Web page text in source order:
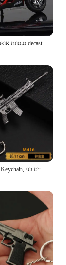
1:18 h2r סגסוגת אופנוע מודל decast מתכת h2r מכונת איסוף אופנוע סימולציה צעצועים לילדים מתנה אופנוע מודל